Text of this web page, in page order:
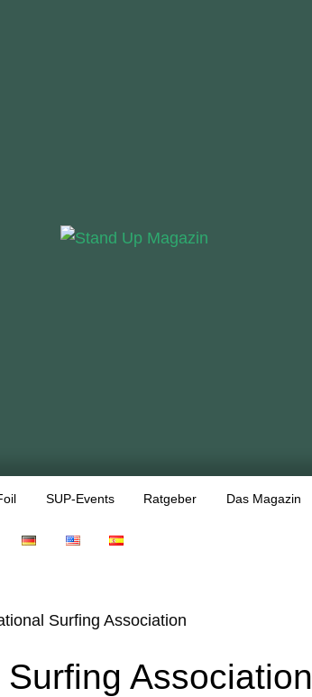
SUP-Events Ratgeber Das Magazin
Surfing Association
Association